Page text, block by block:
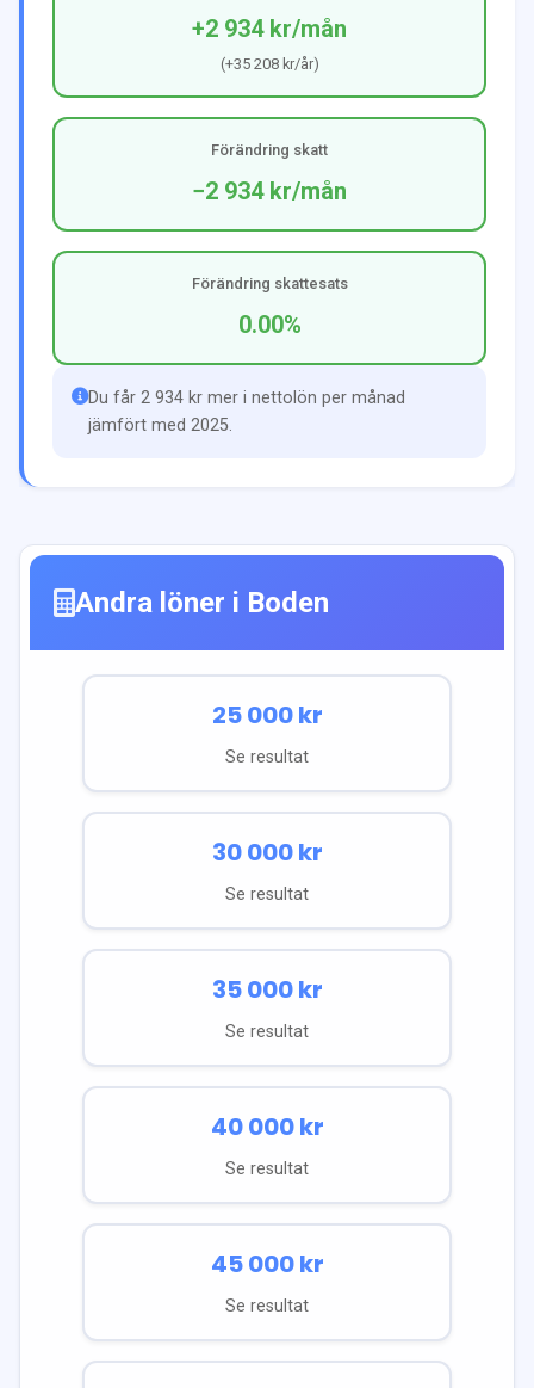
+2 934 kr/mån
(+35 208 kr/år)
Förändring skatt
−2 934 kr/mån
Förändring skattesats
0.00%
Du får 2 934 kr mer i nettolön per månad
jämfört med 2025.
Andra löner i Boden
25 000kr
Se resultat
30 000kr
Se resultat
35 000kr
Se resultat
40 000kr
Se resultat
45 000kr
Se resultat